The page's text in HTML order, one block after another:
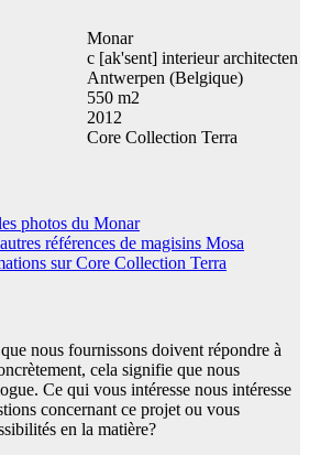
Monar
c [ak'sent] interieur architecten
Antwerpen (Belgique)
550 m2
2012
Core Collection Terra
photos du Monar
références de magisins Mosa
sur Core Collection Terra
nous fournissons doivent répondre à
cela signifie que nous
Ce qui vous intéresse nous intéresse
concernant ce projet ou vous
en la matière?